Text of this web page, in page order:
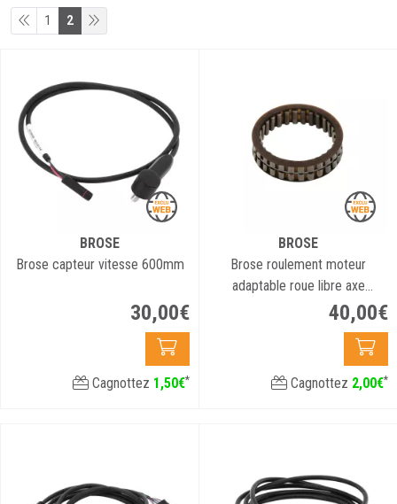
1 2
BROSE
Brose capteur vitesse 600mm
30,00€
Cagnottez 1,50€*
BROSE
Brose roulement moteur
adaptable roue libre axe
40,00€
Cagnottez 2,00€*